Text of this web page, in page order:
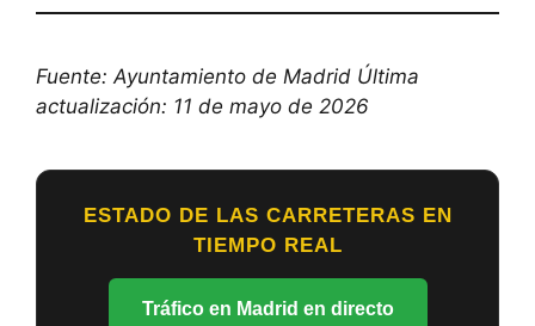
Fuente: Ayuntamiento de Madrid Última
actualización: 11 de mayo de 2026
ESTADO DE LAS CARRETERAS EN
TIEMPO REAL
Tráfico en Madrid en directo